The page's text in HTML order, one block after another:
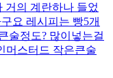
거의 계란하나 들었
요 레시피는 빵5개
술정도? 많이넣는걸
머스터드 작은큰술